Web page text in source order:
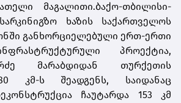
მაგალითი.ბაქო-თბილისი-
ხაზის საქართველოს
განხორციელებული ერთ-ერთი
პროექტია,
მარაბდიდან თურქეთის
კმ-ს შეადგენს, საიდანაც
ჩაუტარდა 153 კმ